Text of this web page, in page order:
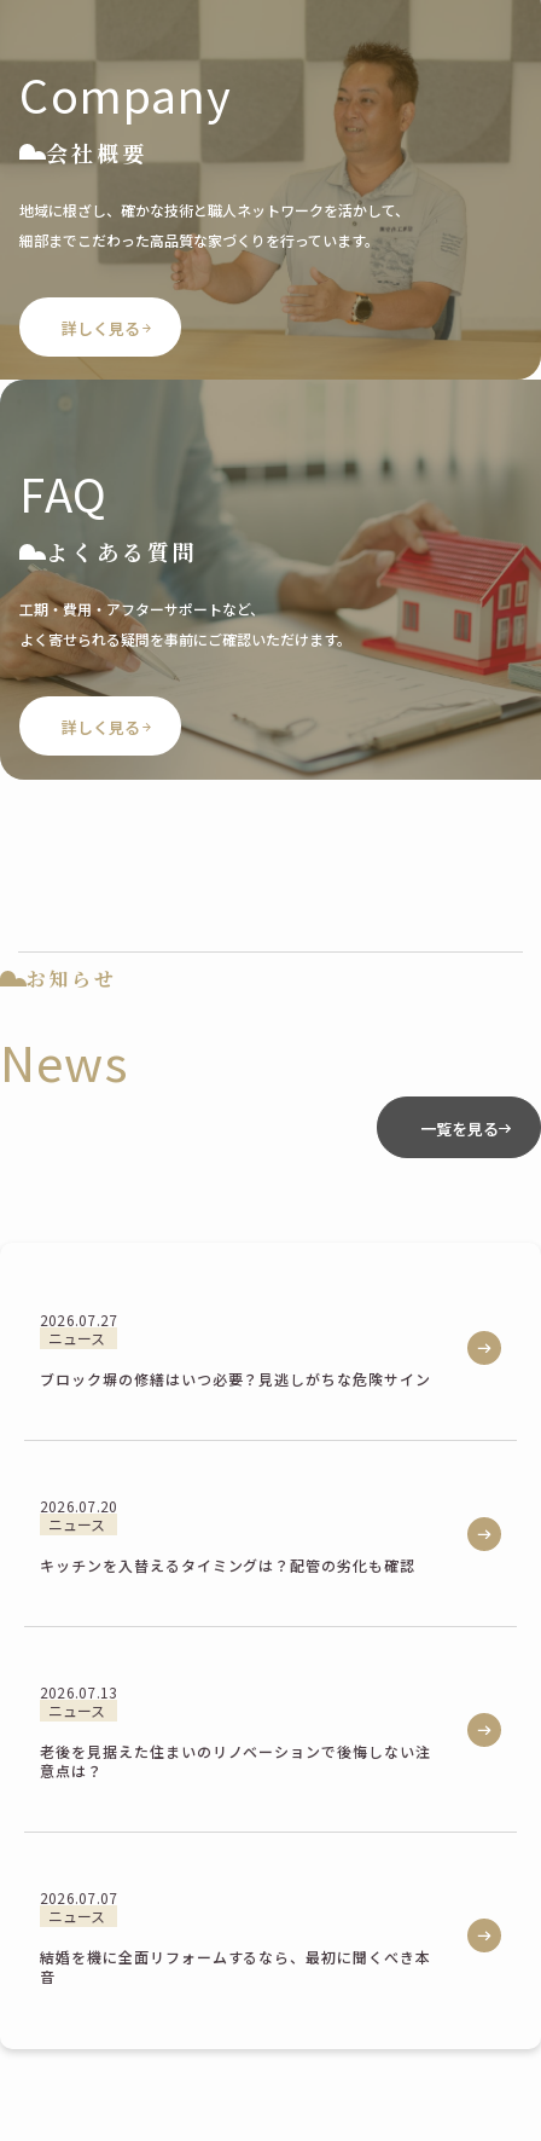
Company
会社概要
地域に根ざし、確かな技術と職人ネットワークを活かして、
細部までこだわった高品質な家づくりを行っています。
詳しく見る
FAQ
よくある質問
工期・費用・アフターサポートなど、
よく寄せられる疑問を事前にご確認いただけます。
詳しく見る
お知らせ
News
一覧を見る
2026.07.27
ニュース
ブロック塀の修繕はいつ必要？見逃しがちな危険サイン
2026.07.20
ニュース
キッチンを入替えるタイミングは？配管の劣化も確認
2026.07.13
ニュース
老後を見据えた住まいのリノベーションで後悔しない注
意点は？
2026.07.07
ニュース
結婚を機に全面リフォームするなら、最初に聞くべき本
音